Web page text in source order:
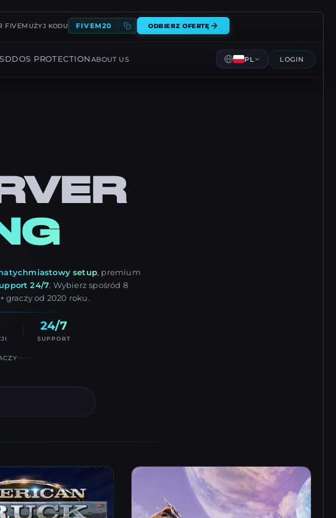
FIVEM UŻYJ KODU FIVEM20 ODBIERZ OFERTĘ
DDOS PROTECTIONABOUT US PL LOGIN
setup, premium
24/7. Wybierz spośród 8
graczy od 2020 roku.
24/7
SUPPORT